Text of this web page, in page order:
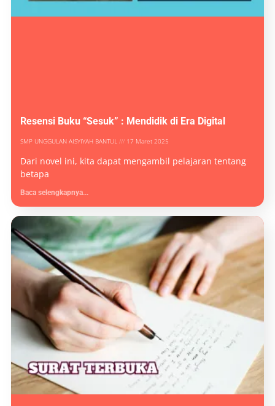
Resensi Buku “Sesuk” : Mendidik di Era Digital
SMP UNGGULAN AISYIYAH BANTUL 17 Maret 2025
Dari novel ini, kita dapat mengambil pelajaran tentang
betapa
Baca selengkapnya...